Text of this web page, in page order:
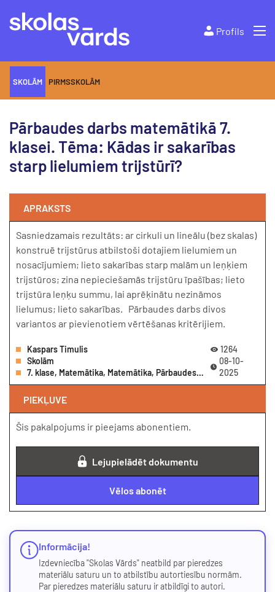
Profils
SKOLĀM PIRMSSKOLĀM
Pārbaudes darbs matemātikā 7.
klasei. Tēma: Kādas ir sakarības
starp lielumiem trijstūrī?
APRAKSTS
Sasniedzamais rezultāts: ar cirkuli un lineālu (bez skalas)
konstruē trijstūrus atbilstoši dotajiem lielumiem un
nosacījumiem; lieto sakarības starp malām un leņķiem
trijstūros; zina nepieciešamās trijstūru īpašības; lieto
trijstūra leņķu summu, lai aprēķinātu nezināmos
lielumus; lieto sakarības. Pārbaudes darbs divos
variantos ar pievienotiem vērtēšanas kritērijiem.
Kaspars Timulis
Skolām
7. klase, Matemātika, Matemātika, Pārbaudes darbs
1264
08-10-
2025
PIEKĻUVE
Šis pakalpojums ir pieejams abonentiem.
Lejupielādēt dokumentu
Vēlos abonēt
Informācija!
Izdevniecība "Skolas Vārds" neatbild par pieredzes
materiālu saturu un to atbilstību autortiesību normām.
Par pieredzes materiālu saturu ir atbildīgi to autori.